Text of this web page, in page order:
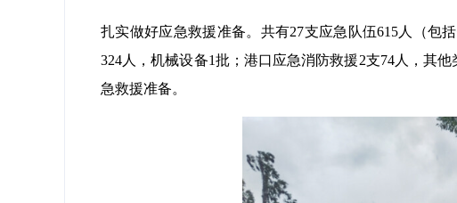
扎实做好应急救援准备。共有27支应急队伍615人（包
324人，机械设备1批；港口应急消防救援2支74人，其
急救援准备。